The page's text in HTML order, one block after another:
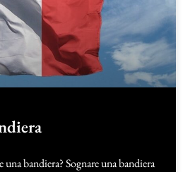
una bandiera? Sognare una bandiera